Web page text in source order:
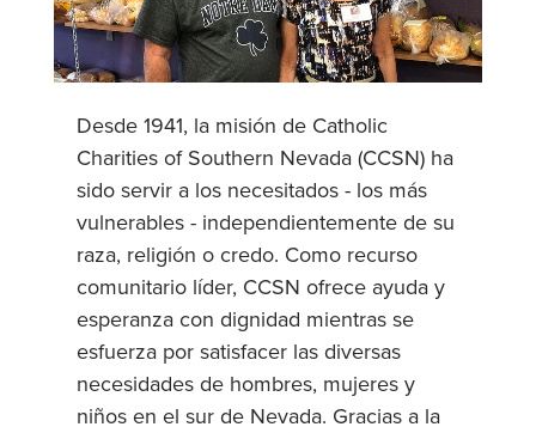
Desde 1941, la misión de Catholic
Charities of Southern Nevada (CCSN) ha
sido servir a los necesitados - los más
vulnerables - independientemente de su
raza, religión o credo. Como recurso
comunitario líder, CCSN ofrece ayuda y
esperanza con dignidad mientras se
esfuerza por satisfacer las diversas
necesidades de hombres, mujeres y
niños en el sur de Nevada. Gracias a la